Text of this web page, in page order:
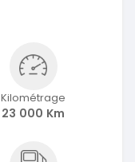
Kilométrage
23 000 Km